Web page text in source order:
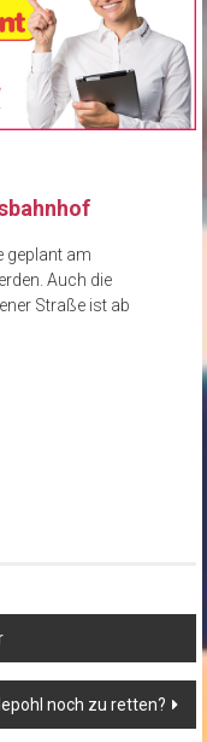
geplant am
Auch die
Straße ist ab
noch zu retten?